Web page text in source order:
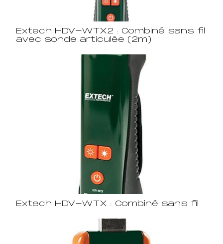
Extech HDV-WTX2 : Combiné sans fil
avec sonde articulée (2m)
Extech HDV-WTX : Combiné sans fil